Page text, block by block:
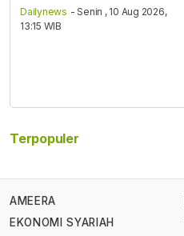
Dailynews - Senin , 10 Aug 2026,
13:15 WIB
Terpopuler
AMEERA
EKONOMI SYARIAH